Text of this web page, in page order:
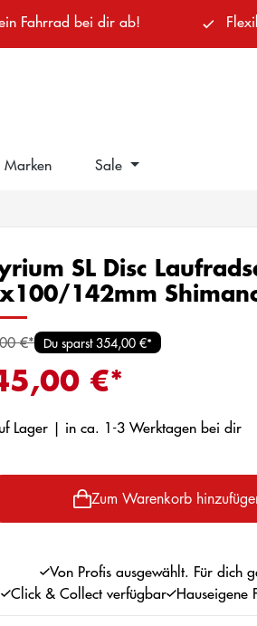
Fahrrad bei dir ab!
Marken Sale
SL Disc
142mm
€* Du sparst 354,00 €*
€*
Lager | in ca. 1-3 Werktagen bei dir
Zum Warenkorb
Von Profis ausgewählt. Für dich
Click & Collect verfügbar Hauseigene